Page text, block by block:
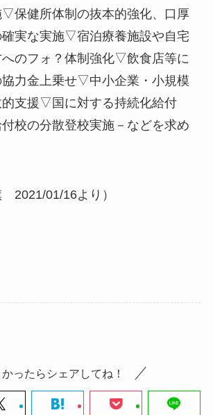
▽保健所体制の抜本的強化、口厚
実な実施▽宿泊療養施設や自宅
のフォ？体制強化▽飲食店等に
力金上乗せ▽中小企業・小規模
支援▽国に対する持続化給付
校の分散登校実施－などを求め
2021/01/16より）
かったらシェアしてね！